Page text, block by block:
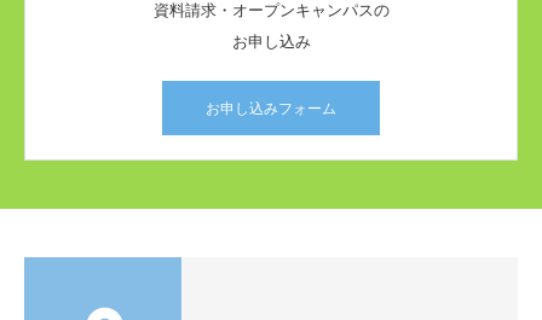
資料請求・オープンキャンパスの
お申し込み
お申し込みフォーム